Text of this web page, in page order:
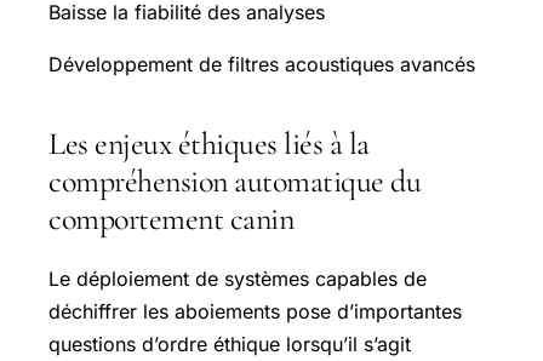
Baisse la fiabilité des analyses
Développement de filtres acoustiques avancés
Les enjeux éthiques liés à la
compréhension automatique du
comportement canin
Le déploiement de systèmes capables de
déchiffrer les aboiements pose d’importantes
questions d’ordre éthique lorsqu’il s’agit